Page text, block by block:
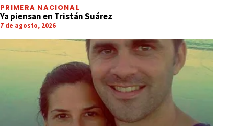
PRIMERA NACIONAL
Ya piensan en Tristán Suárez
7 de agosto, 2026